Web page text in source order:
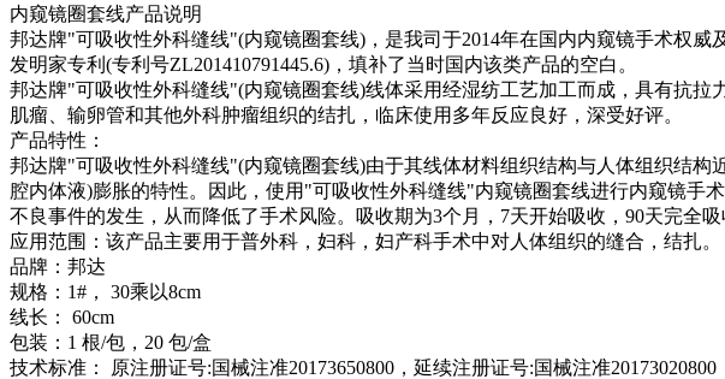
内窥镜圈套线产品说明
邦达牌"可吸收性外科缝线"(内窥镜圈套线)，是我司于2014年在国内内窥镜手术权
发明家专利(专利号ZL201410791445.6)，填补了当时国内该类产品的空白。
邦达牌"可吸收性外科缝线"(内窥镜圈套线)线体采用经湿纺工艺加工而成，具有抗
肌瘤、输卵管和其他外科肿瘤组织的结扎，临床使用多年反应良好，深受好评。
产品特性：
邦达牌"可吸收性外科缝线"(内窥镜圈套线)由于其线体材料组织结构与人体组织结
腔内体液)膨胀的特性。因此，使用"可吸收性外科缝线"内窥镜圈套线进行内窥镜
不良事件的发生，从而降低了手术风险。吸收期为3个月，7天开始吸收，90天完全吸
应用范围：该产品主要用于普外科，妇科，妇产科手术中对人体组织的缝合，结扎。
品牌：邦达
规格：1#， 30乘以8cm
线长： 60cm
包装：1 根/包，20 包/盒
技术标准： 原注册证号:国械注准20173650800，延续注册证号:国械注准20173020800